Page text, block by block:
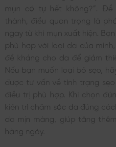
mụn có tự hết không?”.
thành, điều quan trọng là
ngay từ khi mụn xuất hiện.
phù hợp với loại da của
đề kháng cho da để giảm
Nếu bạn muốn loại bỏ sẹo,
được tư vấn về tình trạng
điều trị phù hợp. Khi chọn
kiên trì chăm sóc da đúng
da mịn màng, giúp tăng
hàng ngày.